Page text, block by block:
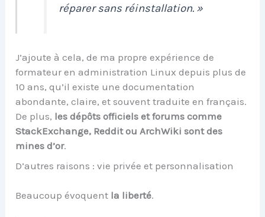
réparer sans réinstallation. »
J’ajoute à cela, de ma propre expérience de
formateur en administration Linux depuis plus de
10 ans, qu’il existe une documentation
abondante, claire, et souvent traduite en français.
De plus, les dépôts officiels et forums comme
StackExchange, Reddit ou ArchWiki sont des
mines d’or.
D’autres raisons : vie privée et personnalisation
Beaucoup évoquent la liberté.